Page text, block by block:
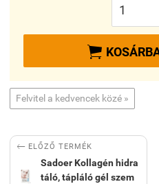

Felvitel a kedvencek közé »
 ELŐZŐ TERMÉK
Sadoer Kollagén hidra
táló, tápláló gél szem